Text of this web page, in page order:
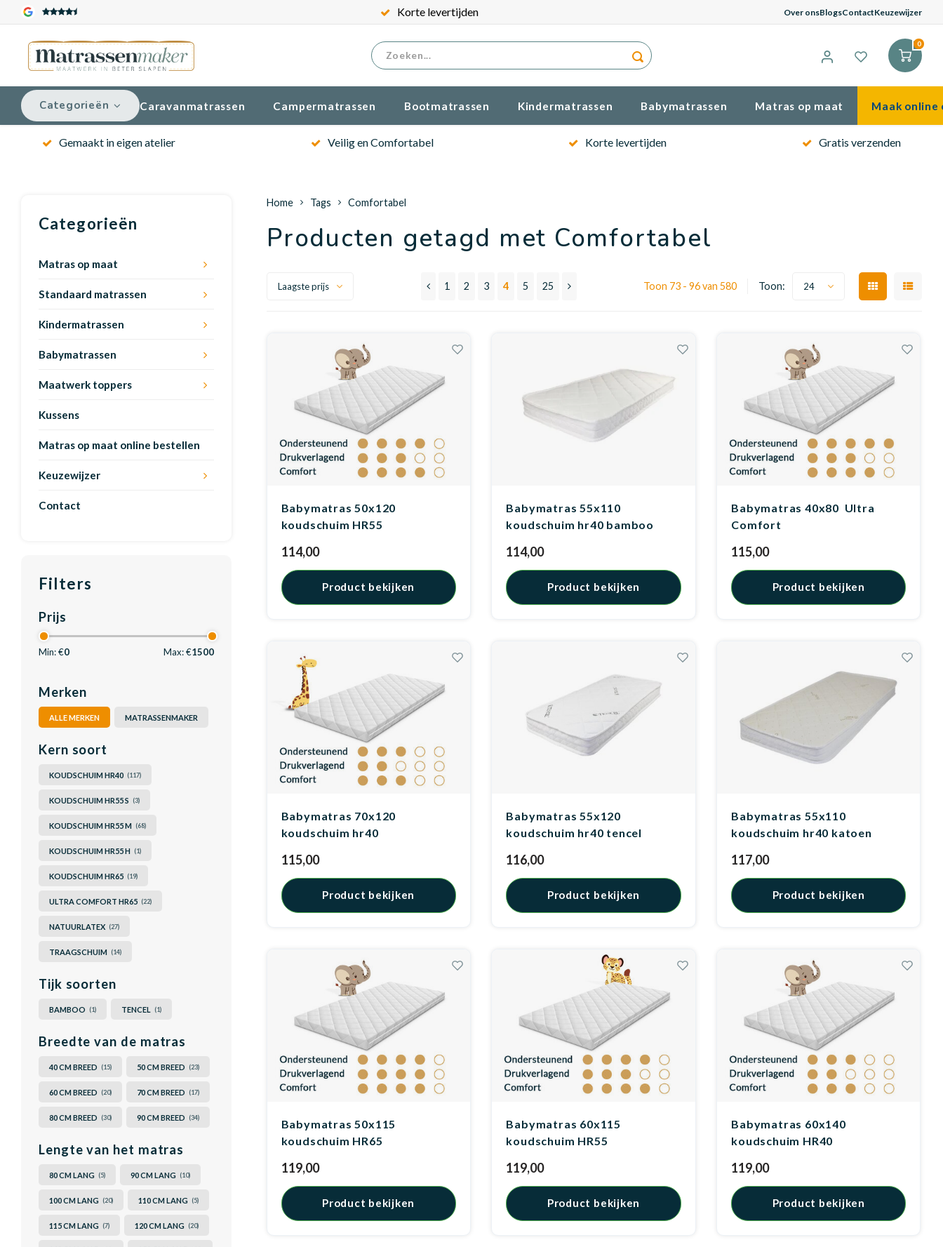
Gratis verzenden Over onsBlogsContactKeuzewijzer
0
Categorieën Caravanmatrassen Campermatrassen Bootmatrassen Kindermatrassen Babymatrassen Matras op maat Maak online
Gemaakt in eigen atelier Veilig en Comfortabel Korte levertijden Gratis verzenden
Categorieën
Matras op maat
Standaard matrassen
Kindermatrassen
Babymatrassen
Maatwerk toppers
Kussens
Matras op maat online bestellen
Keuzewijzer
Contact
Filters
Prijs
Min: €0 Max: €1500
Merken
ALLE MERKEN MATRASSENMAKER
Kern soort
KOUDSCHUIM HR40 (117)
KOUDSCHUIM HR55 S (3)
KOUDSCHUIM HR55 M (68)
KOUDSCHUIM HR55 H (1)
KOUDSCHUIM HR65 (19)
ULTRA COMFORT HR65 (22)
NATUURLATEX (27)
TRAAGSCHUIM (14)
Tijk soorten
BAMBOO (1) TENCEL (1)
Breedte van de matras
40 CM BREED (15) 50 CM BREED (23)
60 CM BREED (20) 70 CM BREED (17)
80 CM BREED (30) 90 CM BREED (34)
Lengte van het matras
80 CM LANG (5) 90 CM LANG (10)
100 CM LANG (20) 110 CM LANG (5)
115 CM LANG (7) 120 CM LANG (20)
Home Tags Comfortabel
Producten getagd met Comfortabel
Laagste prijs 1 2 3 4 5 25 Toon 73 - 96 van 580 Toon: 24
Babymatras 50x120
koudschuim HR55
114,00
Product bekijken
Babymatras 55x110
koudschuim hr40 bamboo
114,00
Product bekijken
Babymatras 40x80 Ultra
Comfort
115,00
Product bekijken
Babymatras 70x120
koudschuim hr40
115,00
Product bekijken
Babymatras 55x120
koudschuim hr40 tencel
116,00
Product bekijken
Babymatras 55x110
koudschuim hr40 katoen
117,00
Product bekijken
Babymatras 50x115
koudschuim HR65
119,00
Product bekijken
Babymatras 60x115
koudschuim HR55
119,00
Product bekijken
Babymatras 60x140
koudschuim HR40
119,00
Product bekijken